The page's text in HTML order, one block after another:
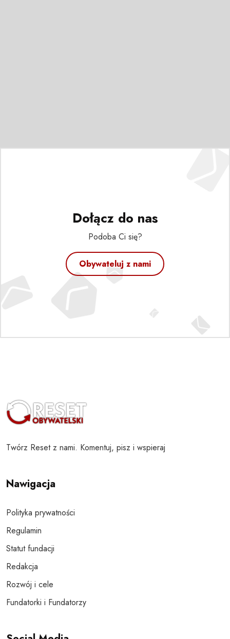
Dołącz do nas
Podoba Ci się?
Obywateluj z nami
Twórz Reset z nami. Komentuj, pisz i wspieraj
Nawigacja
Polityka prywatności
Regulamin
Statut fundacji
Redakcja
Rozwój i cele
Fundatorki i Fundatorzy